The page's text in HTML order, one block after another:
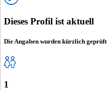
Dieses Profil ist aktuell
Die Angaben wurden kürzlich geprüft
1